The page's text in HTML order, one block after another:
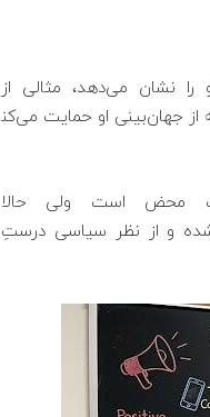
را نشان می‌دهد، مثالی از
جهان‌بینی او حمایت می‌کن
محض است ولی حالا
و از نظر سیاسی درستِ